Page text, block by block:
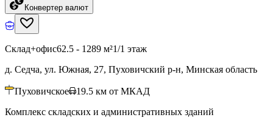
Конвертер валют
Склад+офис62.5 - 1289 м²1/1 этаж
д. Седча, ул. Южная, 27, Пуховичский р-н, Минская область
Пуховичское 19.5 км от МКАД
Комплекс складских и административных зданий